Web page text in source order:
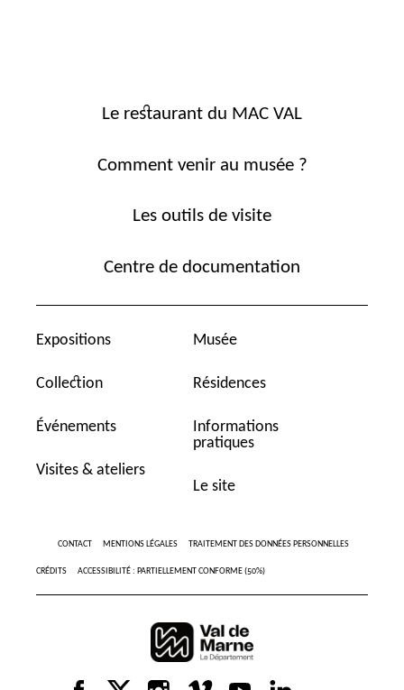
Le restaurant du MAC VAL
Comment venir au musée ?
Les outils de visite
Centre de documentation
Expositions
Collection
Événements
Visites & ateliers
Musée
Résidences
Informations
pratiques
Le site
CONTACT MENTIONS LÉGALES TRAITEMENT DES DONNÉES PERSONNELLES
CRÉDITS ACCESSIBILITÉ : PARTIELLEMENT CONFORME (50%)